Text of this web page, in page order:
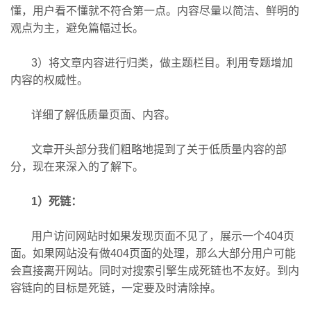
懂，用户看不懂就不符合第一点。内容尽量以简洁、鲜明的
观点为主，避免篇幅过长。
3）将文章内容进行归类，做主题栏目。利用专题增加
内容的权威性。
详细了解低质量页面、内容。
文章开头部分我们粗略地提到了关于低质量内容的部
分，现在来深入的了解下。
1）死链：
用户访问网站时如果发现页面不见了，展示一个404页
面。如果网站没有做404页面的处理，那么大部分用户可能
会直接离开网站。同时对搜索引擎生成死链也不友好。到内
容链向的目标是死链，一定要及时清除掉。